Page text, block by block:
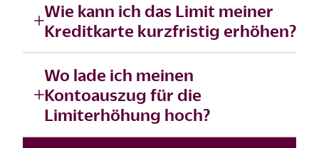
Wie kann ich das Limit meiner
Kreditkarte kurzfristig erhöhen?
Wo lade ich meinen
Kontoauszug für die
Limiterhöhung hoch?